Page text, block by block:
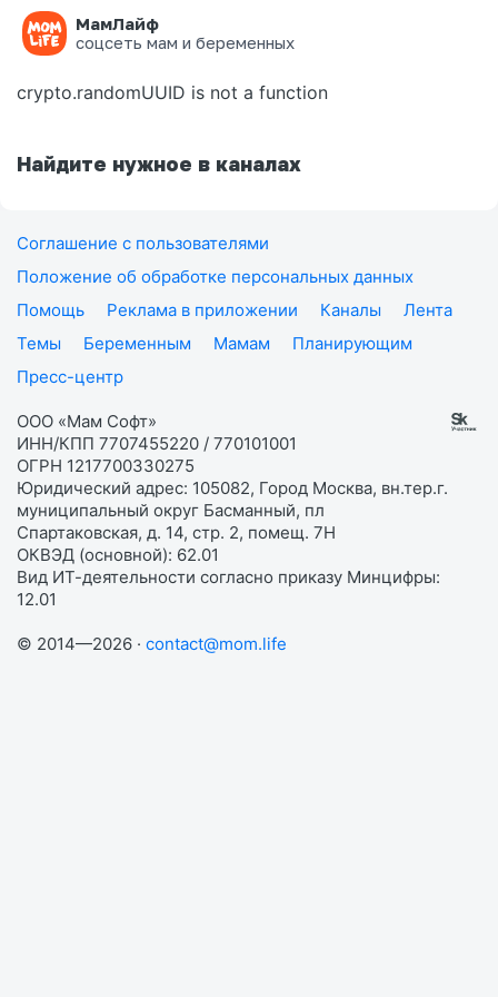
МамЛайф
соцсеть мам и беременных
Ошибка на странице
crypto.randomUUID is not a function
Найдите нужное в каналах
Соглашение с пользователями
Положение об обработке персональных данных
Помощь
Реклама в приложении Каналы
Лента
Темы
Беременным Мамам
Планирующим
Пресс-центр
ООО «Мам Софт»
ИНН/КПП 7707455220 / 770101001
ОГРН 1217700330275
Юридический адрес: 105082, Город Москва, вн.тер.г.
муниципальный округ Басманный, пл
Спартаковская, д. 14, стр. 2, помещ. 7Н
ОКВЭД (основной): 62.01
Вид ИТ-деятельности согласно приказу Минцифры:
12.01
© 2014—2026 · contact@mom.life